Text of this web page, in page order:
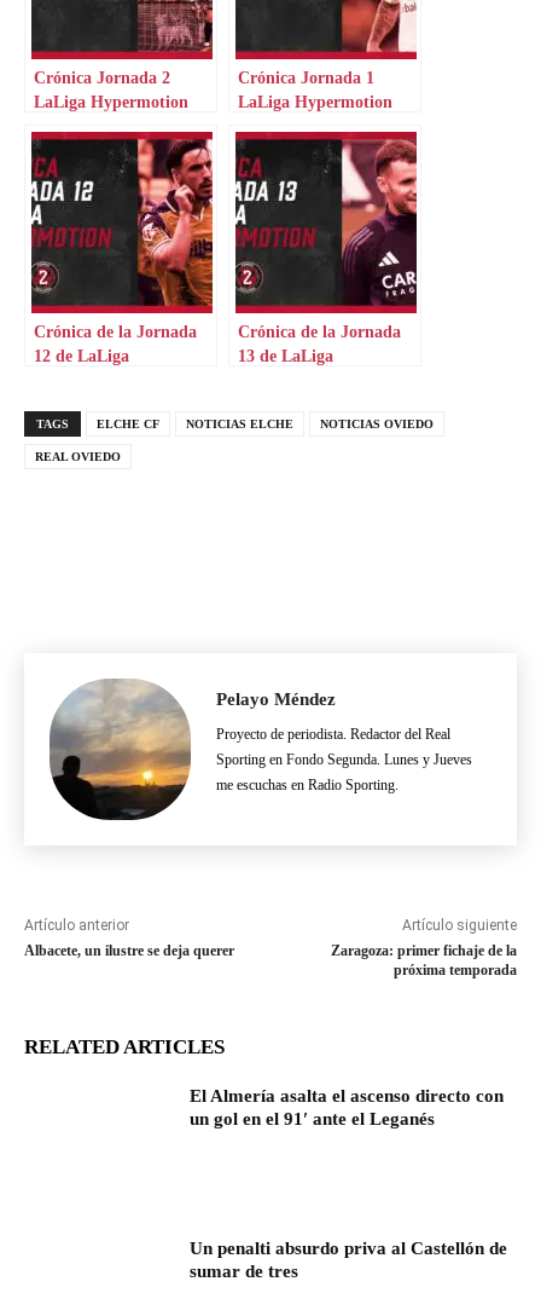
Crónica Jornada 2
LaLiga Hypermotion
Crónica Jornada 1
LaLiga Hypermotion
Crónica de la Jornada
12 de LaLiga
Crónica de la Jornada
13 de LaLiga
TAGS ELCHE CF NOTICIAS ELCHE NOTICIAS OVIEDO
REAL OVIEDO
Pelayo Méndez
Proyecto de periodista. Redactor del Real
Sporting en Fondo Segunda. Lunes y Jueves
me escuchas en Radio Sporting.
Artículo anterior
Albacete, un ilustre se deja querer
Artículo siguiente
Zaragoza: primer fichaje de la
próxima temporada
RELATED ARTICLES
El Almería asalta el ascenso directo con
un gol en el 91′ ante el Leganés
Un penalti absurdo priva al Castellón de
sumar de tres